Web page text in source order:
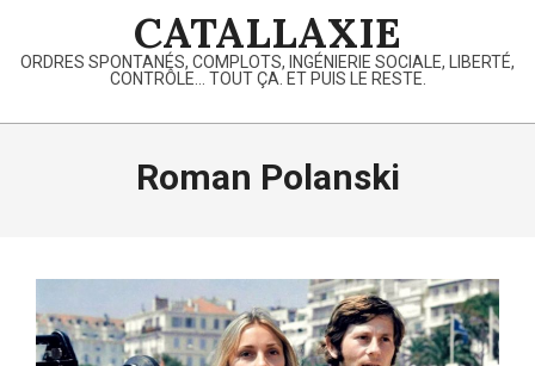
content
CATALLAXIE
ORDRES SPONTANÉS, COMPLOTS, INGÉNIERIE SOCIALE, LIBERTÉ,
CONTRÔLE… TOUT ÇA. ET PUIS LE RESTE.
Primary
Roman Polanski